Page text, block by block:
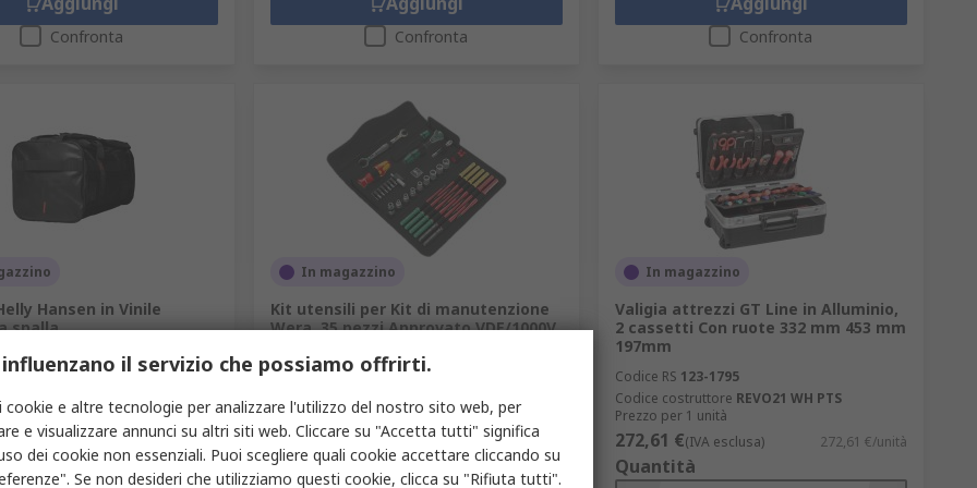
Confronta Confronta Confronta
Hansen in Vinile
spalla
7278
unità
esclusa) 78,13 €/unità
In magazzino
Kit utensili per Kit di manutenzione
Wera, 35 pezzi Approvato VDE/1000V
Codice RS 266-6716
Codice costruttore
05135870001
Prezzo per 1 unità
198,35 € (IVA esclusa) 198,35 €/unità
Quantità
In magazzino
Valigia attrezzi GT Line in Alluminio,
2 cassetti Con ruote 332 mm 453 mm
197mm
Codice RS 123-1795
Codice costruttore REVO21 WH PTS
Prezzo per 1 unità
272,61 €(IVA esclusa) 272,61 €/unità
Quantità
il servizio che possiamo offrirti.
cookie e altre tecnologie per analizzare l'utilizzo del nostro sito web, per
e visualizzare annunci su altri siti web. Cliccare su "Accetta tutti" significa
dei cookie non essenziali. Puoi scegliere quali cookie accettare cliccando su
Se non desideri che utilizziamo questi cookie, clicca su "Rifiuta tutti".